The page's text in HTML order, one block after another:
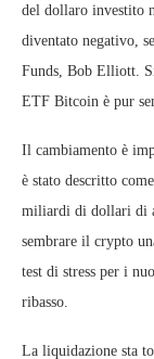
del dollaro investito
diventato negativo,
Funds, Bob Elliott.
ETF Bitcoin è pur
Il cambiamento è
è stato descritto
miliardi di dollari di
sembrare il crypto
test di stress per i
ribasso.
La liquidazione sta